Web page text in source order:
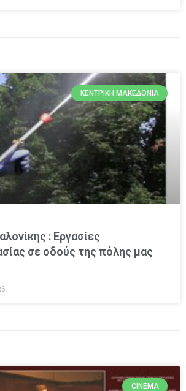
ΚΕΝΤΡΙΚΉ ΜΑΚΕΔΟΝΊΑ
: Εργασίες
σε οδούς της πόλης μας
CINEMA